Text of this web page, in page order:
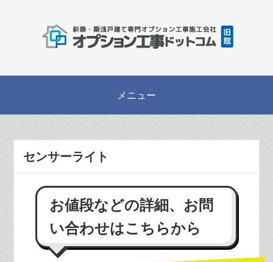
センサーライト
お値段などの詳細、お問
い合わせはこちらから